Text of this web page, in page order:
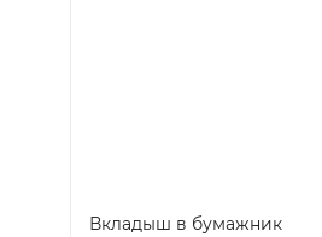
Вкладыш в бумажник